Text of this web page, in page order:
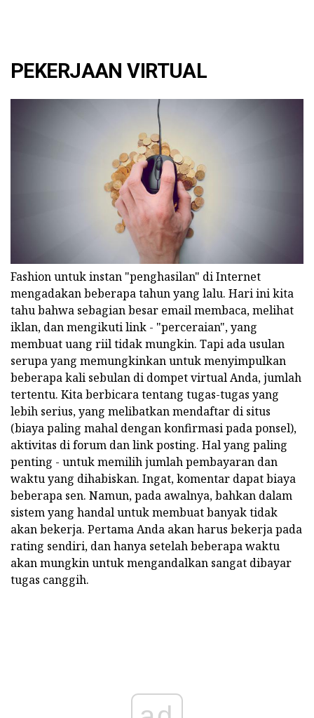
PEKERJAAN VIRTUAL
Fashion untuk instan "penghasilan" di Internet
mengadakan beberapa tahun yang lalu. Hari ini kita
tahu bahwa sebagian besar email membaca, melihat
iklan, dan mengikuti link - "perceraian", yang
membuat uang riil tidak mungkin. Tapi ada usulan
serupa yang memungkinkan untuk menyimpulkan
beberapa kali sebulan di dompet virtual Anda, jumlah
tertentu. Kita berbicara tentang tugas-tugas yang
lebih serius, yang melibatkan mendaftar di situs
(biaya paling mahal dengan konfirmasi pada ponsel),
aktivitas di forum dan link posting. Hal yang paling
penting - untuk memilih jumlah pembayaran dan
waktu yang dihabiskan. Ingat, komentar dapat biaya
beberapa sen. Namun, pada awalnya, bahkan dalam
sistem yang handal untuk membuat banyak tidak
akan bekerja. Pertama Anda akan harus bekerja pada
rating sendiri, dan hanya setelah beberapa waktu
akan mungkin untuk mengandalkan sangat dibayar
tugas canggih.